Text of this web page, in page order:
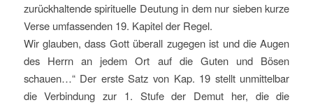
zurückhaltende spirituelle Deutung in dem nur sieben kurze
Verse umfassenden 19. Kapitel der Regel.
Wir glauben, dass Gott überall zugegen ist und die Augen
des Herrn an jedem Ort auf die Guten und Bösen
schauen…“ Der erste Satz von Kap. 19 stellt unmittelbar
die Verbindung zur 1. Stufe der Demut her, die die